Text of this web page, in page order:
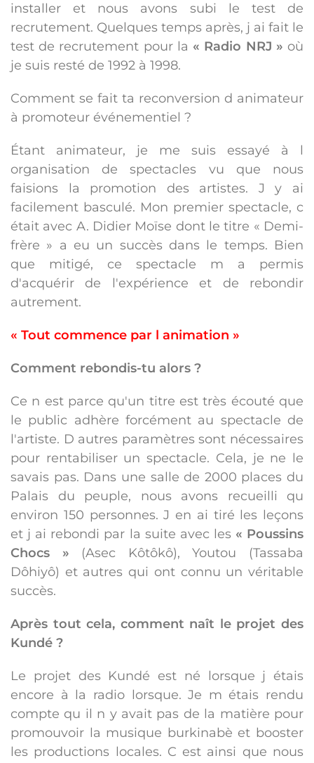
installer et nous avons subi le test de
recrutement. Quelques temps après, j ai fait le
test de recrutement pour la « Radio NRJ » où
je suis resté de 1992 à 1998.
Comment se fait ta reconversion d animateur
à promoteur événementiel ?
Étant animateur, je me suis essayé à l
organisation de spectacles vu que nous
faisions la promotion des artistes. J y ai
facilement basculé. Mon premier spectacle, c
était avec A. Didier Moïse dont le titre « Demi-
frère » a eu un succès dans le temps. Bien
que mitigé, ce spectacle m a permis
d'acquérir de l'expérience et de rebondir
autrement.
« Tout commence par l animation »
Comment rebondis-tu alors ?
Ce n est parce qu'un titre est très écouté que
le public adhère forcément au spectacle de
l'artiste. D autres paramètres sont nécessaires
pour rentabiliser un spectacle. Cela, je ne le
savais pas. Dans une salle de 2000 places du
Palais du peuple, nous avons recueilli qu
environ 150 personnes. J en ai tiré les leçons
et j ai rebondi par la suite avec les« Poussins
Chocs » (Asec Kôtôkô), Youtou (Tassaba
Dôhiyô) et autres qui ont connu un véritable
succès.
Après tout cela, comment naît le projet des
Kundé ?
Le projet des Kundé est né lorsque j étais
encore à la radio lorsque. Je m étais rendu
compte qu il n y avait pas de la matière pour
promouvoir la musique burkinabè et booster
les productions locales. C est ainsi que nous